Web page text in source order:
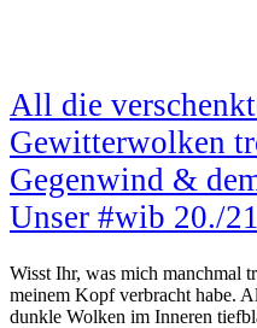
All die
Gewitterwolken
Gegenwind &
Unser #wib 20./
Wisst Ihr, was mich manchmal
meinem Kopf verbracht habe.
dunkle Wolken im Inneren